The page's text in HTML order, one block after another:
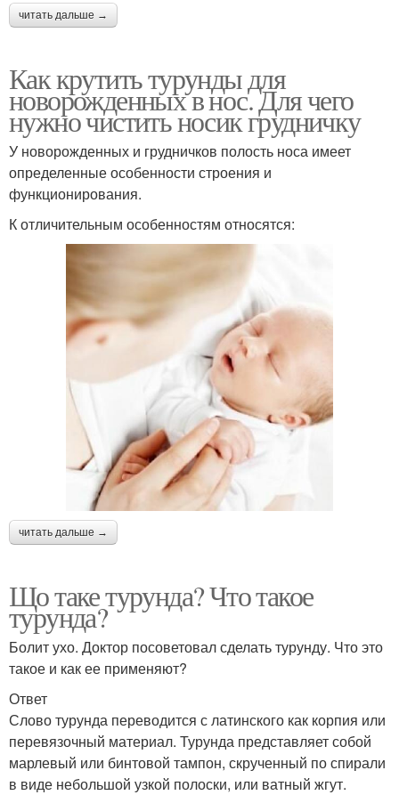
читать дальше →
Как крутить турунды для
новорожденных в нос. Для чего
нужно чистить носик грудничку
У новорожденных и грудничков полость носа имеет
определенные особенности строения и
функционирования.
К отличительным особенностям относятся:
читать дальше →
Що таке турунда? Что такое
турунда?
Болит ухо. Доктор посоветовал сделать турунду. Что это
такое и как ее применяют?
Ответ
Слово турунда переводится с латинского как корпия или
перевязочный материал. Турунда представляет собой
марлевый или бинтовой тампон, скрученный по спирали
в виде небольшой узкой полоски, или ватный жгут.